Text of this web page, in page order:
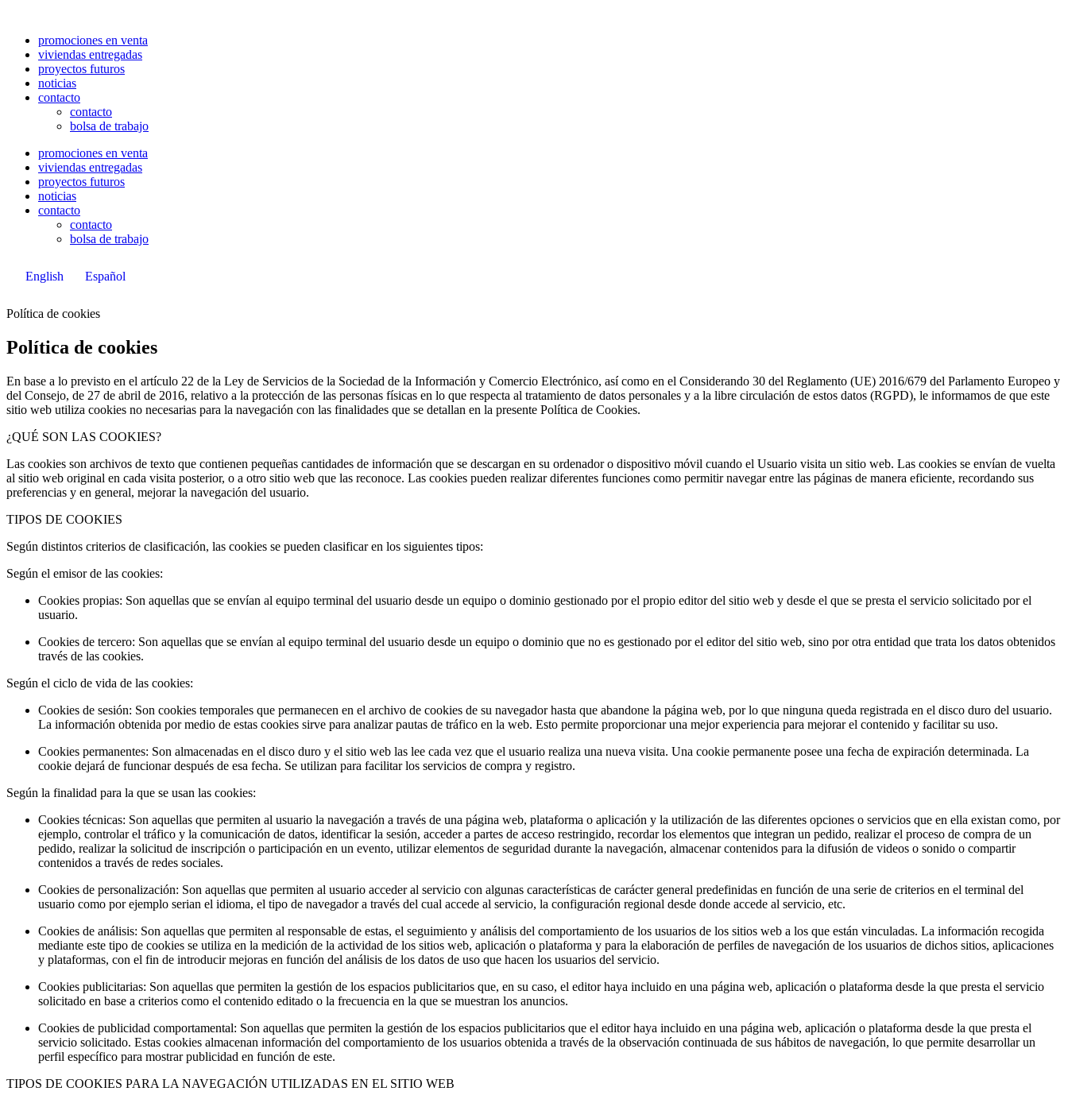
contenidopromociones en venta
viviendas entregadas
proyectos futuros
noticias
contacto
contacto
bolsa de trabajo
promociones en venta
viviendas entregadas
proyectos futuros
noticias
contacto
contacto
bolsa de trabajo
English Español
Política de cookies
Política de cookies
En base a lo previsto en el artículo 22 de la Ley de Servicios de la Sociedad de la Información y Comercio Electrónico, así como en el Considerando 30 del Reglamento (UE) 2016/679 del Parlamento Europeo y
del Consejo, de 27 de abril de 2016, relativo a la protección de las personas físicas en lo que respecta al tratamiento de datos personales y a la libre circulación de estos datos (RGPD), le informamos de que este
sitio web utiliza cookies no necesarias para la navegación con las finalidades que se detallan en la presente Política de Cookies.
¿QUÉ SON LAS COOKIES?
Las cookies son archivos de texto que contienen pequeñas cantidades de información que se descargan en su ordenador o dispositivo móvil cuando el Usuario visita un sitio web. Las cookies se envían de vuelta
al sitio web original en cada visita posterior, o a otro sitio web que las reconoce. Las cookies pueden realizar diferentes funciones como permitir navegar entre las páginas de manera eficiente, recordando sus
preferencias y en general, mejorar la navegación del usuario.
TIPOS DE COOKIES
Según distintos criterios de clasificación, las cookies se pueden clasificar en los siguientes tipos:
Según el emisor de las cookies:
Cookies propias: Son aquellas que se envían al equipo terminal del usuario desde un equipo o dominio gestionado por el propio editor del sitio web y desde el que se presta el servicio solicitado por el
usuario.
Cookies de tercero: Son aquellas que se envían al equipo terminal del usuario desde un equipo o dominio que no es gestionado por el editor del sitio web, sino por otra entidad que trata los datos obtenidos
través de las cookies.
Según el ciclo de vida de las cookies:
Cookies de sesión: Son cookies temporales que permanecen en el archivo de cookies de su navegador hasta que abandone la página web, por lo que ninguna queda registrada en el disco duro del usuario.
La información obtenida por medio de estas cookies sirve para analizar pautas de tráfico en la web. Esto permite proporcionar una mejor experiencia para mejorar el contenido y facilitar su uso.
Cookies permanentes: Son almacenadas en el disco duro y el sitio web las lee cada vez que el usuario realiza una nueva visita. Una cookie permanente posee una fecha de expiración determinada. La
cookie dejará de funcionar después de esa fecha. Se utilizan para facilitar los servicios de compra y registro.
Según la finalidad para la que se usan las cookies:
Cookies técnicas: Son aquellas que permiten al usuario la navegación a través de una página web, plataforma o aplicación y la utilización de las diferentes opciones o servicios que en ella existan como, por
ejemplo, controlar el tráfico y la comunicación de datos, identificar la sesión, acceder a partes de acceso restringido, recordar los elementos que integran un pedido, realizar el proceso de compra de un
pedido, realizar la solicitud de inscripción o participación en un evento, utilizar elementos de seguridad durante la navegación, almacenar contenidos para la difusión de videos o sonido o compartir
contenidos a través de redes sociales.
Cookies de personalización: Son aquellas que permiten al usuario acceder al servicio con algunas características de carácter general predefinidas en función de una serie de criterios en el terminal del
usuario como por ejemplo serian el idioma, el tipo de navegador a través del cual accede al servicio, la configuración regional desde donde accede al servicio, etc.
Cookies de análisis: Son aquellas que permiten al responsable de estas, el seguimiento y análisis del comportamiento de los usuarios de los sitios web a los que están vinculadas. La información recogida
mediante este tipo de cookies se utiliza en la medición de la actividad de los sitios web, aplicación o plataforma y para la elaboración de perfiles de navegación de los usuarios de dichos sitios, aplicaciones
y plataformas, con el fin de introducir mejoras en función del análisis de los datos de uso que hacen los usuarios del servicio.
Cookies publicitarias: Son aquellas que permiten la gestión de los espacios publicitarios que, en su caso, el editor haya incluido en una página web, aplicación o plataforma desde la que presta el servicio
solicitado en base a criterios como el contenido editado o la frecuencia en la que se muestran los anuncios.
Cookies de publicidad comportamental: Son aquellas que permiten la gestión de los espacios publicitarios que el editor haya incluido en una página web, aplicación o plataforma desde la que presta el
servicio solicitado. Estas cookies almacenan información del comportamiento de los usuarios obtenida a través de la observación continuada de sus hábitos de navegación, lo que permite desarrollar un
perfil específico para mostrar publicidad en función de este.
TIPOS DE COOKIES PARA LA NAVEGACIÓN UTILIZADAS EN EL SITIO WEB